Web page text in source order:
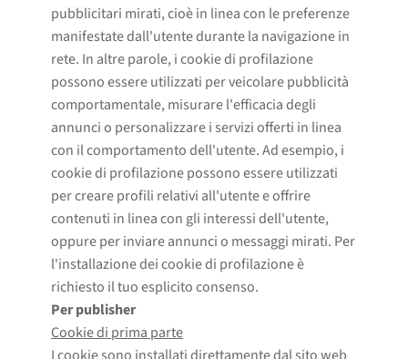
pubblicitari mirati, cioè in linea con le preferenze
manifestate dall'utente durante la navigazione in
rete. In altre parole, i cookie di profilazione
possono essere utilizzati per veicolare pubblicità
comportamentale, misurare l'efficacia degli
annunci o personalizzare i servizi offerti in linea
con il comportamento dell'utente. Ad esempio, i
cookie di profilazione possono essere utilizzati
per creare profili relativi all'utente e offrire
contenuti in linea con gli interessi dell'utente,
oppure per inviare annunci o messaggi mirati. Per
l'installazione dei cookie di profilazione è
richiesto il tuo esplicito consenso.
Per publisher
Cookie di prima parte